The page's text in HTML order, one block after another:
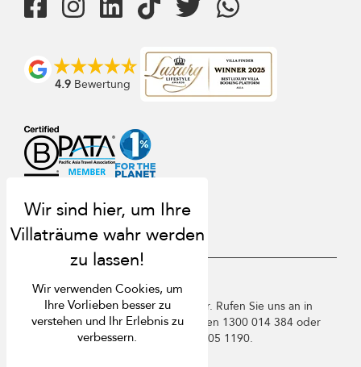
4.9 Bewertung
USD $ de Deutsch
Copyright © 2026 Samui Villa Finder. Rufen Sie uns an in
Thailand +66 60 003 5911 / Australien 1300 014 384 oder
+61 2 9191 7419 / Singapur +65 3105 1190.
Wir verwenden Cookies, um
Ihre Vorlieben besser zu
verstehen und Ihr Erlebnis zu
verbessern.